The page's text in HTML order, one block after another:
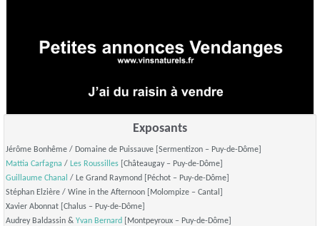
Exposants
Jérôme Bonhême / Domaine de Puissauve [Sermentizon – Puy-de-Dôme]
Mattia Carfagna / Les Roussilles [Châteaugay – Puy-de-Dôme]
Guillaume Chanal / Le Grand Raymond [Péchot – Puy-de-Dôme]
Stéphan Elzière / Wine in the Afternoon [Molompize – Cantal]
Xavier Abonnat [Chalus – Puy-de-Dôme]
Audrey Baldassin & Yvan Bernard [Montpeyroux – Puy-de-Dôme]